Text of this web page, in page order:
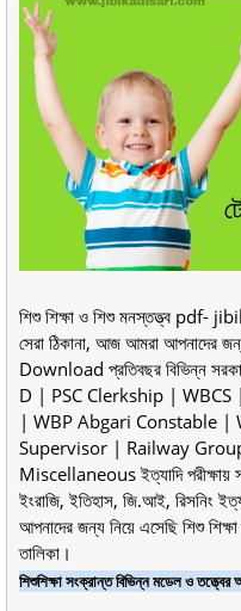
শিশু শিক্ষা ও শিশু মনস্তত্ত্ব pdf-
সেরা ঠিকানা, আজ আমরা আপনাদের
Download প্রতিবছর বিভিন্ন
D | PSC Clerkship | WBCS
| WBP Abgari Constable |
Supervisor | Railway
Miscellaneous ইত্যাদি পরীক্ষায়
ইংরাজি, ইতিহাস, জি.আই, রিসনিং
আপনাদের জন্য নিয়ে এসেছি শিশু
তালিকা।
শিশুশিক্ষা সংক্রান্ত বিভিন্ন মডেল ও তত্ত্বের